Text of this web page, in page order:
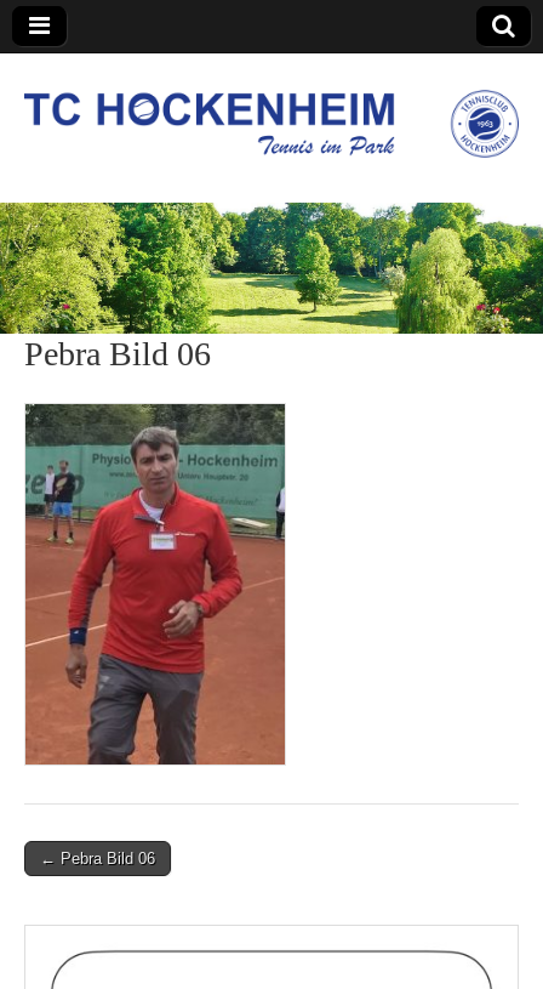
TC Hockenheim
Pebra Bild 06
Post← Pebra Bild 06